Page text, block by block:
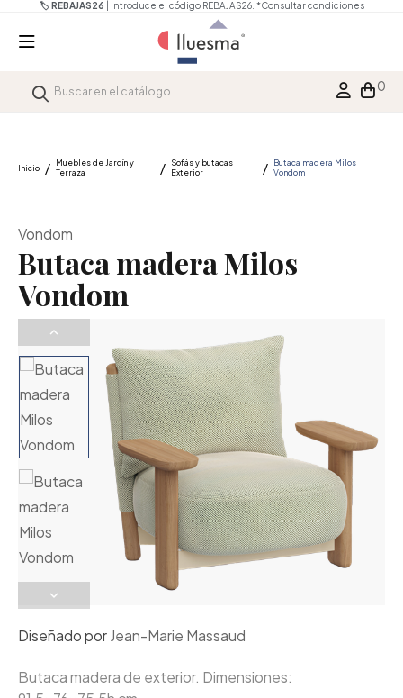
🏷️ REBAJAS26 | Introduce el código REBAJAS26. *Consultar condiciones
0
Inicio
Muebles de Jardín y
Terraza
Sofás y butacas
Exterior
Butaca madera Milos
Vondom
Vondom
Butaca madera Milos
Vondom
Diseñado porJean-Marie Massaud
Butaca madera de exterior. Dimensiones: